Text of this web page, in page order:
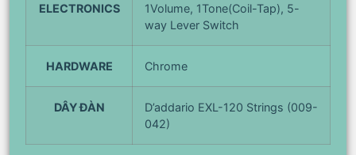
ELECTRONICS
1Volume, 1Tone(Coil-Tap), 5-
way Lever Switch
HARDWARE Chrome
DÂY ĐÀN
D’addario EXL-120 Strings (009-
042)